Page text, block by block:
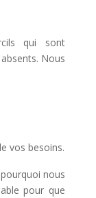
qui sont
Nous
vos besoins.
nous
pour que